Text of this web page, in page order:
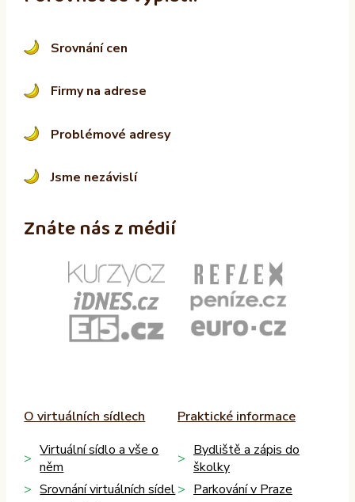
Srovnání cen
Firmy na adrese
Problémové adresy
Jsme nezávislí
Znáte nás z médií
O virtuálních sídlech
Virtuální sídlo a vše o
něm
Srovnání virtuálních sídel
Praktické informace
Bydliště a zápis do
školky
Parkování v Praze